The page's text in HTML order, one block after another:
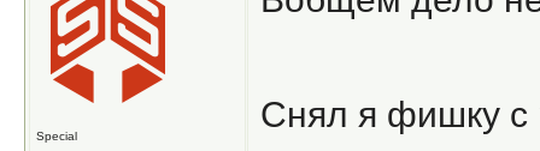
Special
Снял я фишку с